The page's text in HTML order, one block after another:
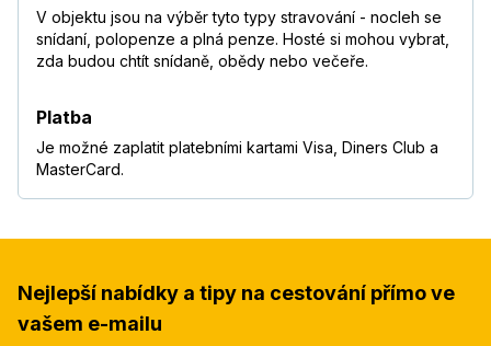
V objektu jsou na výběr tyto typy stravování - nocleh se
snídaní, polopenze a plná penze. Hosté si mohou vybrat,
zda budou chtít snídaně, obědy nebo večeře.
Platba
Je možné zaplatit platebními kartami Visa, Diners Club a
MasterCard.
Nejlepší nabídky a tipy na cestování přímo ve
vašem e-mailu